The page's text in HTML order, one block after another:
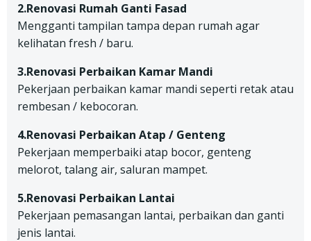
2.Renovasi Rumah Ganti Fasad
Mengganti tampilan tampa depan rumah agar
kelihatan fresh / baru.
3.Renovasi Perbaikan Kamar Mandi
Pekerjaan perbaikan kamar mandi seperti retak atau
rembesan / kebocoran.
4.Renovasi Perbaikan Atap / Genteng
Pekerjaan memperbaiki atap bocor, genteng
melorot, talang air, saluran mampet.
5.Renovasi Perbaikan Lantai
Pekerjaan pemasangan lantai, perbaikan dan ganti
jenis lantai.